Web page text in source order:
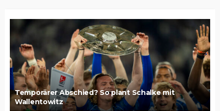
Temporärer Abschied? So plant Schalke mit
Wallentowitz